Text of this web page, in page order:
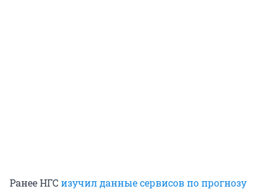
Ранее НГСизучил данные сервисов по прогнозу